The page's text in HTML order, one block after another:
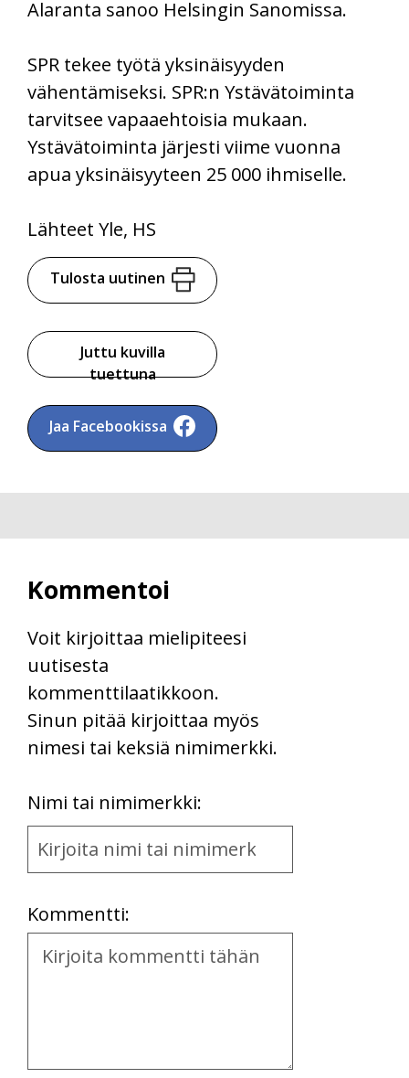
Alaranta sanoo Helsingin Sanomissa.
SPR tekee työtä yksinäisyyden
vähentämiseksi. SPR:n Ystävätoiminta
tarvitsee vapaaehtoisia mukaan.
Ystävätoiminta järjesti viime vuonna
apua yksinäisyyteen 25 000 ihmiselle.
Lähteet Yle, HS
Tulosta uutinen
Juttu kuvilla
tuettuna
Jaa Facebookissa
Kommentoi
Voit kirjoittaa mielipiteesi
uutisesta
kommenttilaatikkoon.
Sinun pitää kirjoittaa myös
nimesi tai keksiä nimimerkki.
Nimi tai nimimerkki:
Name
and
Kommentti:
Kommentti